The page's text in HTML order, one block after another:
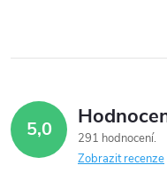
v
k5,0
291 hodnocení
Zobrazit recenze